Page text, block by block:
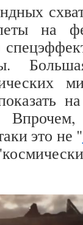
на
это не "